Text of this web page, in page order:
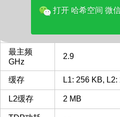
Laptop
CPU插槽 FT4FT4 插槽
最主频
GHz
2.9
缓存 L1: 256 KB, L2:
L2缓存 2 MB
打开 哈希空间 微